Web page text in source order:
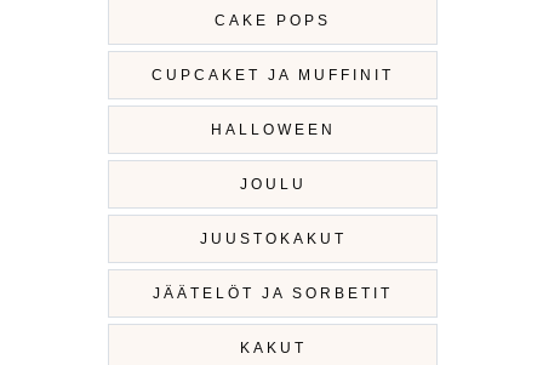
CAKE POPS
CUPCAKET JA MUFFINIT
HALLOWEEN
JOULU
JUUSTOKAKUT
JÄÄTELÖT JA SORBETIT
KAKUT